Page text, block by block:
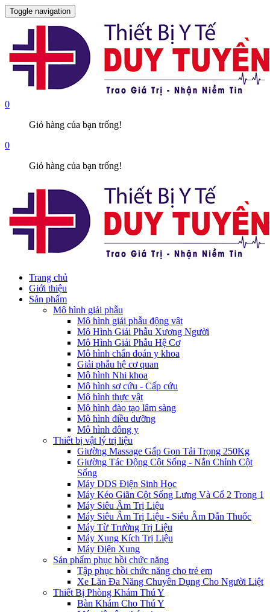
Toggle navigation
0
Giỏ hàng của bạn trống!
0
Giỏ hàng của bạn trống!
Trang chủ
Giới thiệu
Sản phẩm
Mô hình giải phẫu
Mô hình giải phẫu động vật
Mô Hình Giải Phẫu Xương Người
Mô Hình Giải Phẫu Hệ Cơ
Mô hình chẩn đoán y khoa
Giải phẫu hệ cơ quan
Mô hình Nhi khoa
Mô hình sơ cứu - Cấp cứu
Mô hình thực vật
Mô hình đào tạo lâm sàng
Mô hình điều dưỡng
Mô hình đông y
Thiết bị vật lý trị liệu
Giường Massage Gấp Gọn Tải Trọng 250Kg
Giường Tác Động Cột Sống - Nắn Chỉnh Cột
Sống
Máy DDS Điện Sinh Học
Máy Kéo Giãn Cột Sống Lưng Và Cổ 2 Trong 1
Máy Siêu Âm Trị Liệu
Máy Siêu Âm Trị Liệu - Siêu Âm Dẫn Thuốc
Máy Từ Trường Trị Liệu
Máy Xung Kích Trị Liệu
Máy Điện Xung
Sản phẩm phục hồi chức năng
Tập phục hồi chức năng cho trẻ em
Xe Lăn Đa Năng Chuyên Dụng Cho Người Liệt
Thiết Bị Phòng Khám Thú Y
Bàn Khám Cho Thú Y